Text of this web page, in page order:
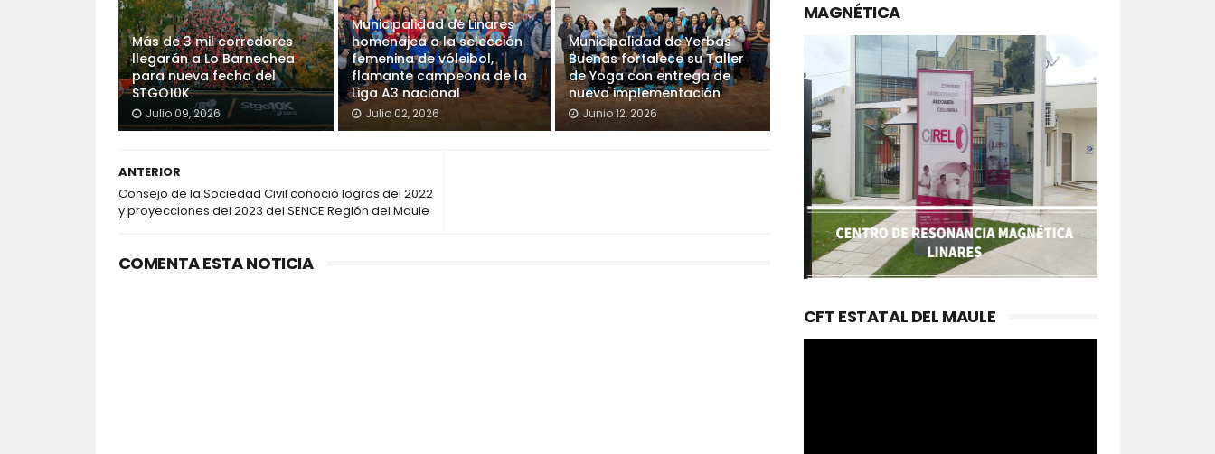
Más de 3 mil corredores
llegarán a Lo Barnechea
para nueva fecha del
STGO10K
Julio 09, 2026
Municipalidad de Linares
homenajea a la selección
femenina de vóleibol,
flamante campeona de la
Liga A3 nacional
Julio 02, 2026
Municipalidad de Yerbas
Buenas fortalece su Taller
de Yoga con entrega de
nueva implementación
Junio 12, 2026
ANTERIOR
Consejo de la Sociedad Civil conoció logros del 2022
y proyecciones del 2023 del SENCE Región del Maule
COMENTA ESTA NOTICIA
MAGNÉTICA
CFT ESTATAL DEL MAULE